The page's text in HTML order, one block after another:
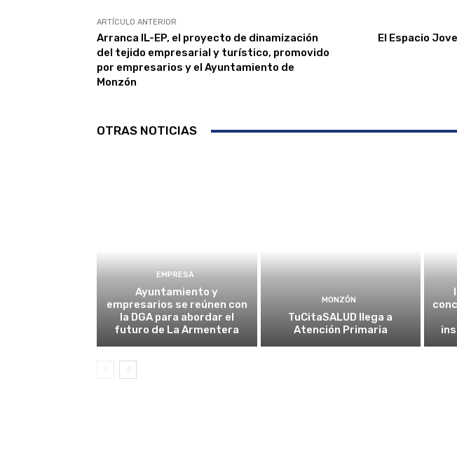
ARTÍCULO ANTERIOR
Arranca IL-EP, el proyecto de dinamización
del tejido empresarial y turístico, promovido
por empresarios y el Ayuntamiento de
Monzón
El Espacio
OTRAS NOTICIAS
EMPRESA
Ayuntamiento y
empresarios se reúnen con
la DGA para abordar el
futuro de La Armentera
MONZÓN
TuCitaSALUD llega a
Atención Primaria